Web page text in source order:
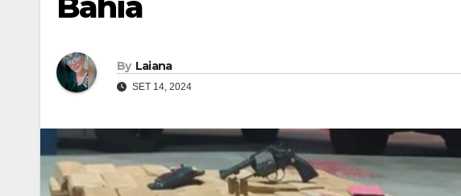
By Laiana
SET 14, 2024